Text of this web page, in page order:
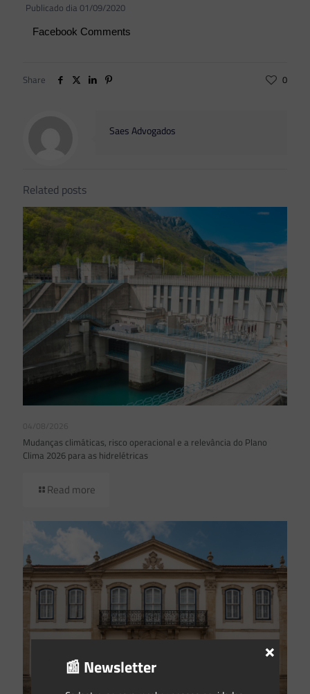
Publicado dia 01/09/2020
Facebook Comments
Share 0
Saes Advogados
Related posts
04/08/2026
Mudanças climáticas, risco operacional e a relevância do Plano
Clima 2026 para as hidrelétricas
Read more
📰 Newsletter
×